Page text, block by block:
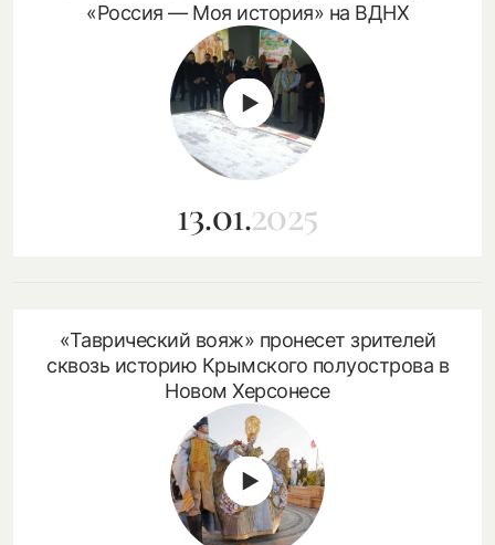
«Россия — Моя история» на ВДНХ
13.01.2025
«Таврический вояж» пронесет зрителей
сквозь историю Крымского полуострова в
Новом Херсонесе